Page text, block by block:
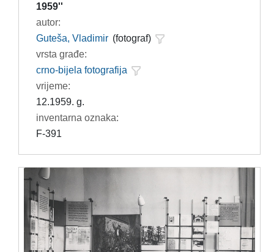
1959''
autor:
Guteša, Vladimir (fotograf)
vrsta građe:
crno-bijela fotografija
vrijeme:
12.1959. g.
inventarna oznaka:
F-391